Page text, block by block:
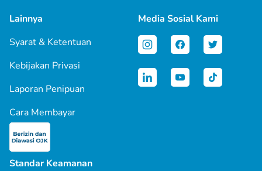
Lainnya
Syarat & Ketentuan
Kebijakan Privasi
Laporan Penipuan
Cara Membayar
Media Sosial Kami
Standar Keamanan